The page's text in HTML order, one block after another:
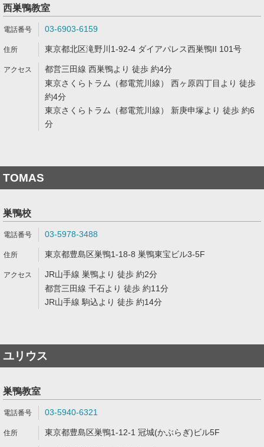
西巣鴨教室
03-6903-6159
東京都北区滝野川1-92-4 ダイアパレス西巣鴨II 101号
都営三田線 西巣鴨より 徒歩 約4分
東京さくらトラム（都電荒川線） 西ヶ原四丁目より 徒歩
約4分
東京さくらトラム（都電荒川線） 新庚申塚より 徒歩 約6
分
TOMAS
巣鴨校
03-5978-3488
東京都豊島区巣鴨1-18-8 巣鴨東宝ビル3-5F
JR山手線 巣鴨より 徒歩 約2分
都営三田線 千石より 徒歩 約11分
JR山手線 駒込より 徒歩 約14分
ユリウス
巣鴨教室
03-5940-6321
東京都豊島区巣鴨1-12-1 冠城(かぶらぎ)ビル5F